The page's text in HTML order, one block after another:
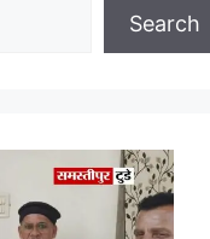
Search